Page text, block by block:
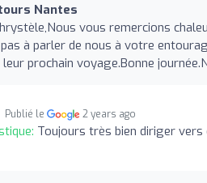
Nantes
vous remercions
à parler de nous à votre
prochain voyage.Bonne
Publié le 2 years ago
Toujours très bien diriger vers